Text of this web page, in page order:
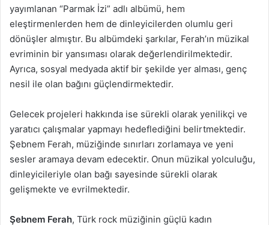
yayımlanan “Parmak İzi” adlı albümü, hem
eleştirmenlerden hem de dinleyicilerden olumlu geri
dönüşler almıştır. Bu albümdeki şarkılar, Ferah’ın müzikal
evriminin bir yansıması olarak değerlendirilmektedir.
Ayrıca, sosyal medyada aktif bir şekilde yer alması, genç
nesil ile olan bağını güçlendirmektedir.
Gelecek projeleri hakkında ise sürekli olarak yenilikçi ve
yaratıcı çalışmalar yapmayı hedeflediğini belirtmektedir.
Şebnem Ferah, müziğinde sınırları zorlamaya ve yeni
sesler aramaya devam edecektir. Onun müzikal yolculuğu,
dinleyicileriyle olan bağı sayesinde sürekli olarak
gelişmekte ve evrilmektedir.
Şebnem Ferah, Türk rock müziğinin güçlü kadın